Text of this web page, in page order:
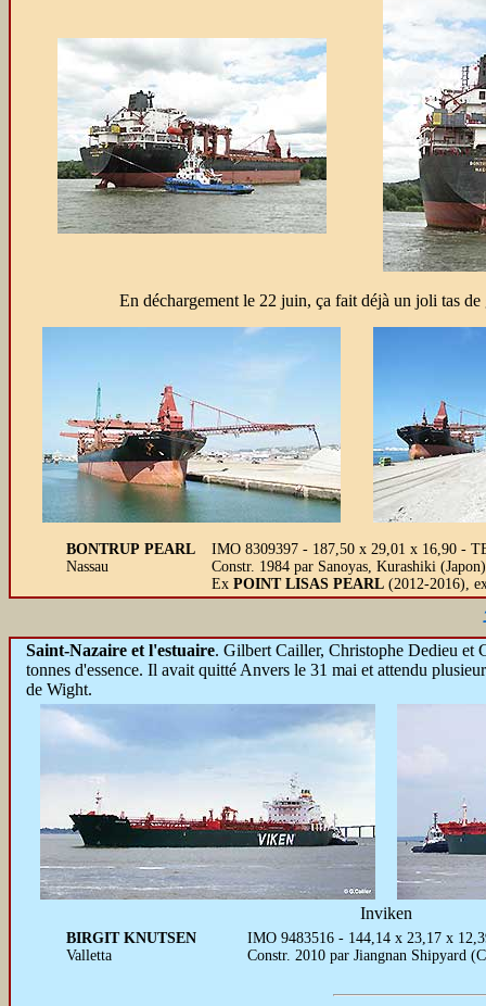
En déchargement le 22 juin, ça fait déjà un joli tas
BONTRUP PEARL
Nassau
IMO 8309397 - 187,50 x 29,01 x 16,90 -
Constr. 1984 par Sanoyas, Kurashiki
Ex POINT LISAS PEARL (2012-2016),
Saint-Nazaire et l'estuaire. Gilbert Cailler, Christophe Dedieu et
tonnes d'essence. Il avait quitté Anvers le 31 mai et attendu
de Wight.
Inviken
BIRGIT KNUTSEN
Valletta
IMO 9483516 - 144,14 x 23,17 x
Constr. 2010 par Jiangnan Shipyard